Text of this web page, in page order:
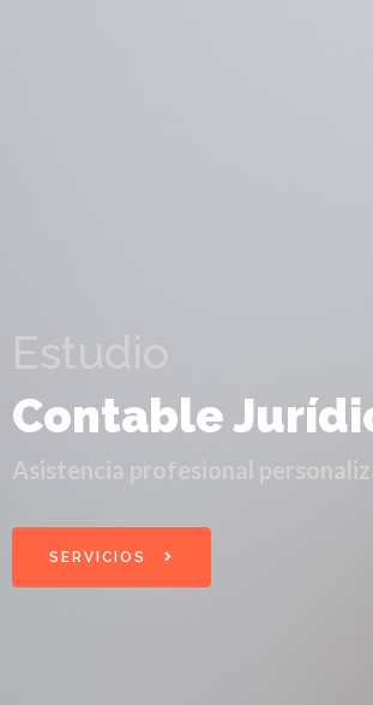
Contable
Asistencia profesional
SERVICIOS